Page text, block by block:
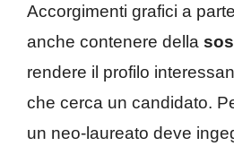
Accorgimenti grafici a
anche contenere della
rendere il profilo
che cerca un candidato.
un neo-laureato deve